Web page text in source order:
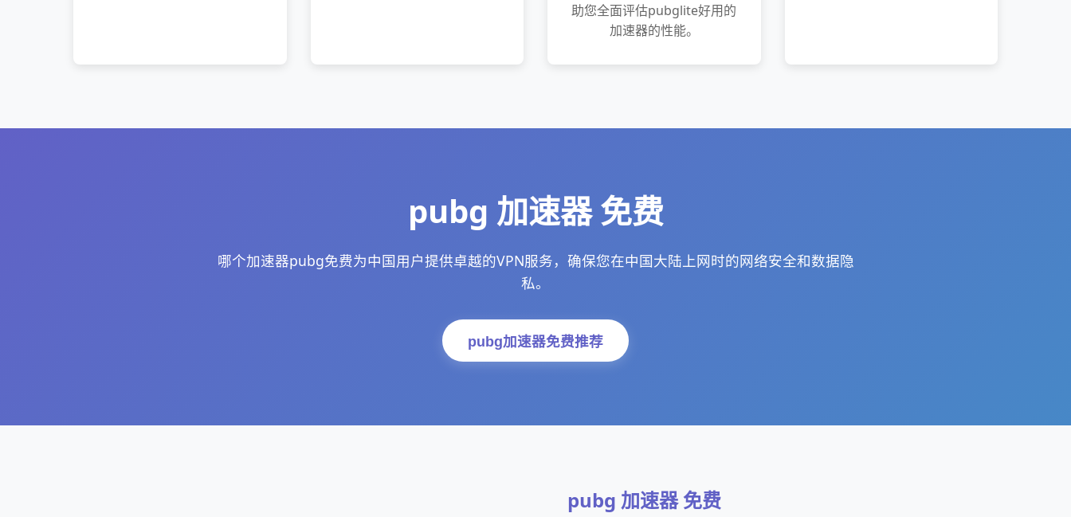
助您全面评估pubglite好用的
加速器的性能。
pubg 加速器 免费
哪个加速器pubg免费为中国用户提供卓越的VPN服务，确保您在中国大陆上网时的网络安全和数据隐
私。
pubg加速器免费推荐
pubg 加速器 免费